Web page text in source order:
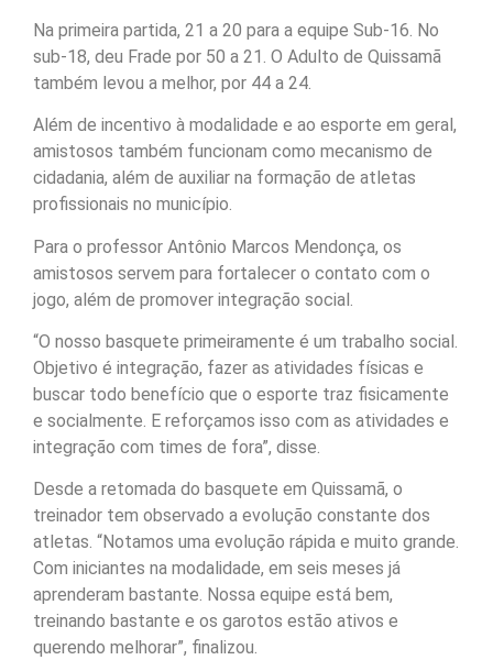
Na primeira partida, 21 a 20 para a equipe Sub-16. No
sub-18, deu Frade por 50 a 21. O Adulto de Quissamã
também levou a melhor, por 44 a 24.
Além de incentivo à modalidade e ao esporte em geral,
amistosos também funcionam como mecanismo de
cidadania, além de auxiliar na formação de atletas
profissionais no município.
Para o professor Antônio Marcos Mendonça, os
amistosos servem para fortalecer o contato com o
jogo, além de promover integração social.
“O nosso basquete primeiramente é um trabalho social.
Objetivo é integração, fazer as atividades físicas e
buscar todo benefício que o esporte traz fisicamente
e socialmente. E reforçamos isso com as atividades e
integração com times de fora”, disse.
Desde a retomada do basquete em Quissamã, o
treinador tem observado a evolução constante dos
atletas. “Notamos uma evolução rápida e muito grande.
Com iniciantes na modalidade, em seis meses já
aprenderam bastante. Nossa equipe está bem,
treinando bastante e os garotos estão ativos e
querendo melhorar”, finalizou.